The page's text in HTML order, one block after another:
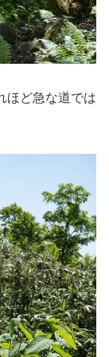
ほど急な道では